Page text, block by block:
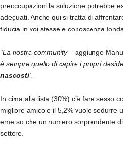
preoccupazioni la soluzione potrebbe
adeguati. Anche qui si tratta di
fiducia in voi stesse e conoscenza
“La nostra community– aggiunge
è sempre quello di capire i propri
nascosti”.
In cima alla lista (30%) c’è fare sesso
migliore amico e il 5,2% vuole sedurre
emerso che un numero sorprendente
settore.